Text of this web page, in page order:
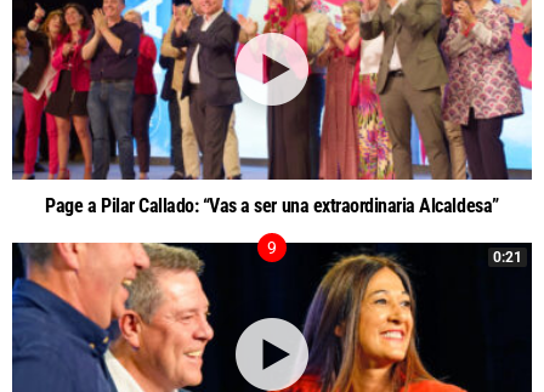
Page a Pilar Callado: “Vas a ser una extraordinaria Alcaldesa”
0:21